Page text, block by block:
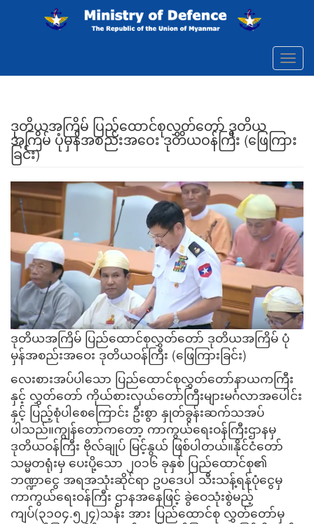
Skip to main content
ဒုတိယအကြိမ် ပြည်ထောင်စုလွှတ်တော် ဒုတိယ
အကြိမ် ပုံမှန်အစည်းအဝေး ဒုတိယဝန်ကြီး (ဖြေကြား
ခြင်း)
ဒုတိယအကြိမ် ပြည်ထောင်စုလွှတ်တော် ဒုတိယအကြိမ် ပုံ
မှန်အစည်းအဝေး ဒုတိယဝန်ကြီး (ဖြေကြားခြင်း)
လေးစားအပ်ပါသော ပြည်ထောင်စုလွှတ်တော်နာယကကြီး
နှင့် လွှတ်တော် ကိုယ်စားလှယ်တော်ကြီးများမင်္ဂလာအပေါင်း
နှင့် ပြည့်စုံပါစေကြောင်း ဦးစွာ နှုတ်ခွန်းဆက်သအပ်
ပါသည်။ကျွန်တော်ကတော့ ကာကွယ်ရေးဝန်ကြီးဌာနမှ
ဒုတိယဝန်ကြီး ဗိုလ်ချုပ် မြင့်နွယ် ဖြစ်ပါတယ်။နိုင်ငံတော်
သမ္မတရုံးမှ ပေးပို့သော ၂၀၁၆ ခုနှစ် ပြည်ထောင်စု၏
ဘဏ္ဍာငွေ အရအသုံးဆိုင်ရာ ဥပဒေပါ သီးသန့်ရန်ပုံငွေမှ
ကာကွယ်ရေးဝန်ကြီး ဌာနအနေဖြင့် ခွဲဝေသုံးစွဲမည့်
ကျပ်(၃၁၀၄.၅၂၄)သန်း အား ပြည်ထောင်စု လွှတ်တော်မှ